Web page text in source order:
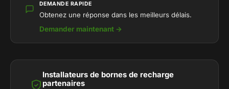
DEMANDE RAPIDE
Obtenez une réponse dans les meilleurs délais.
Demander maintenant →
Installateurs de bornes de recharge
partenaires